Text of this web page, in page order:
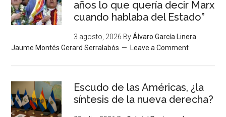
años lo que quería decir Marx
cuando hablaba del Estado”
3 agosto, 2026 ByÁlvaro García Linera
Jaume Montés Gerard Serralabós
Leave a Comment
Escudo de las Américas, ¿la
síntesis de la nueva derecha?